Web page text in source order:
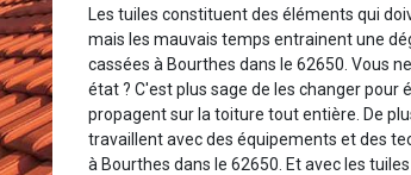
Les tuiles constituent des éléments qui
mais les mauvais temps entrainent une
cassées à Bourthes dans le 62650. Vous
état ? C'est plus sage de les changer pour
propagent sur la toiture tout entière. De
travaillent avec des équipements et des
à Bourthes dans le 62650. Et avec les